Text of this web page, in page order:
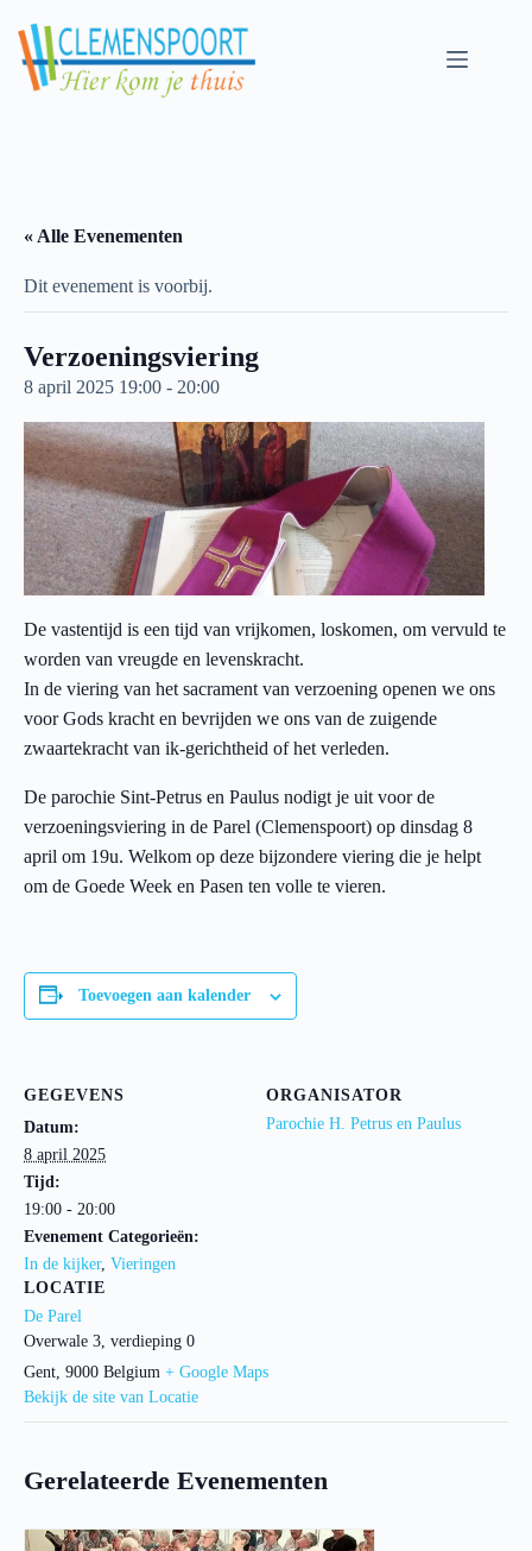
content
« Alle Evenementen
Dit evenement is voorbij.
Verzoeningsviering
8 april 2025 19:00 - 20:00
De vastentijd is een tijd van vrijkomen, loskomen, om vervuld te
worden van vreugde en levenskracht.
In de viering van het sacrament van verzoening openen we ons
voor Gods kracht en bevrijden we ons van de zuigende
zwaartekracht van ik-gerichtheid of het verleden.
De parochie Sint-Petrus en Paulus nodigt je uit voor de
verzoeningsviering in de Parel (Clemenspoort) op dinsdag 8
april om 19u. Welkom op deze bijzondere viering die je helpt
om de Goede Week en Pasen ten volle te vieren.
Toevoegen aan kalender
GEGEVENS
Datum:
8 april 2025
Tijd:
19:00 - 20:00
Evenement Categorieën:
In de kijker, Vieringen
LOCATIE
De Parel
Overwale 3, verdieping 0
Gent, 9000 Belgium + Google Maps
Bekijk de site van Locatie
ORGANISATOR
Parochie H. Petrus en Paulus
Gerelateerde Evenementen